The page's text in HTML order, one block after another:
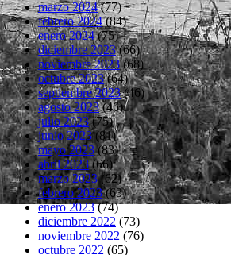
marzo 2024(77)
febrero 2024(84)
enero 2024(75)
diciembre 2023(66)
noviembre 2023(68)
octubre 2023(64)
septiembre 2023(46)
agosto 2023(46)
julio 2023(75)
junio 2023(81)
mayo 2023(83)
abril 2023(66)
marzo 2023(62)
febrero 2023(63)
enero 2023(74)
diciembre 2022 (73)
noviembre 2022 (76)
octubre 2022 (65)